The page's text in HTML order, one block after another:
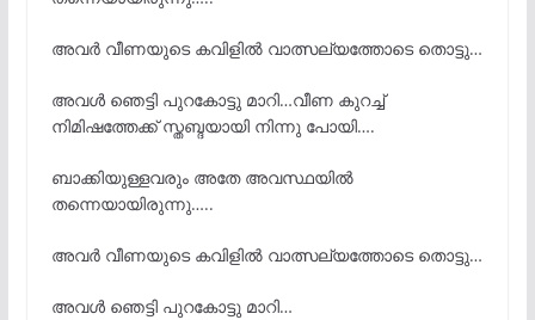
അവർ വീണയുടെ കവിളിൽ വാത്സല്യത്തോടെ തൊട്ടു…
അവൾ ഞെട്ടി പുറകോട്ടു മാറി…വീണ കുറച്ച്
നിമിഷത്തേക്ക് സ്തബ്ദയായി നിന്നു പോയി….
ബാക്കിയുള്ളവരും അതേ അവസ്ഥയിൽ
തന്നെയായിരുന്നു…..
അവർ വീണയുടെ കവിളിൽ വാത്സല്യത്തോടെ തൊട്ടു…
അവൾ ഞെട്ടി പുറകോട്ടു മാറി…